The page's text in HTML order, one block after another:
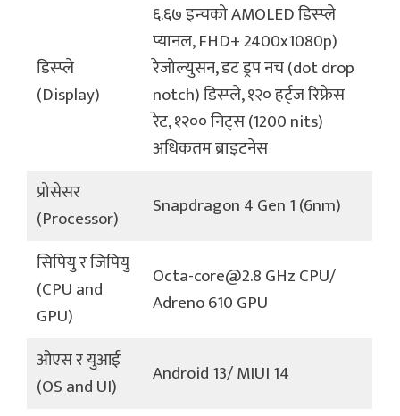
डिस्प्ले
(Display)
६.६७ इन्चको AMOLED डिस्प्ले
प्यानल, FHD+ 2400x1080p)
रेजोल्युसन, डट ड्रप नच (dot drop
notch) डिस्प्ले, १२० हर्ट्ज रिफ्रेस
रेट, १२०० निट्स (1200 nits)
अधिकतम ब्राइटनेस
प्रोसेसर
(Processor)
Snapdragon 4 Gen 1 (6nm)
सिपियु र जिपियु
(CPU and
GPU)
Octa-core@2.8 GHz CPU/
Adreno 610 GPU
ओएस र युआई
(OS and UI)
Android 13/ MIUI 14